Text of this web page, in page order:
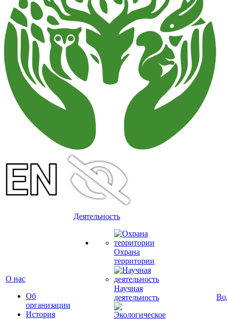
О нас
Об
организации
История
Деятельность
Охрана
территории
Научная
деятельность